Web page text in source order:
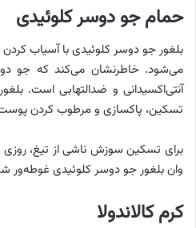
حمام جو دوسر کلوئیدی
بلغور جو دوسر کلوئیدی با آسیاب
می‌شود. خاطرنشان می‌کند که جو
آنتی‌اکسیدانی و ضدالتهابی است.
تسکین، پاکسازی و مرطوب کردن
وان بلغور جو دوسر کلوئیدی غوطه‌ور
کرم کالاندولا